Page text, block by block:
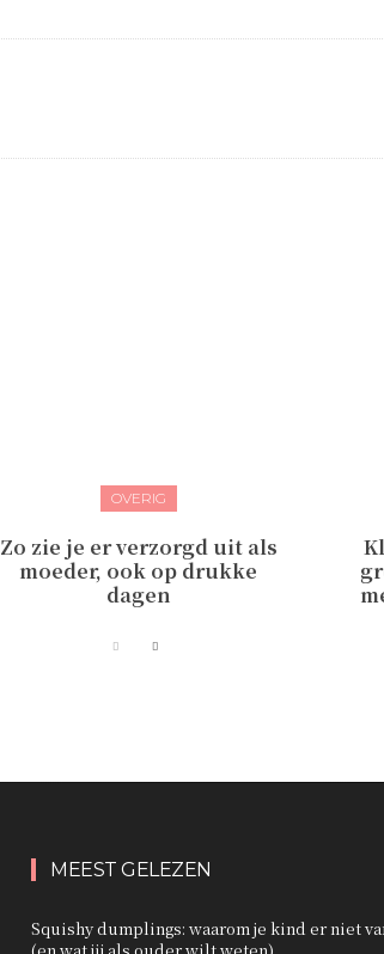
OVERIG
Zo zie je er verzorgd uit als
moeder, ook op drukke
dagen
MEEST GELEZEN
Squishy dumplings: waarom je kind er niet
(en wat jij als ouder wilt weten)